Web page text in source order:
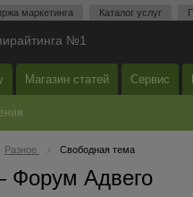
маркетинга Каталог услуг
№1
Магазин статей Сервис
Разное Свободная тема
Форум Адвего